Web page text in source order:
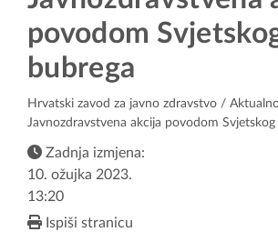
povodom
bubrega
Hrvatski zavod za javno zdravstvo /
Javnozdravstvena akcija povodom
Zadnja izmjena:
10. ožujka 2023.
13:20
Ispiši stranicu